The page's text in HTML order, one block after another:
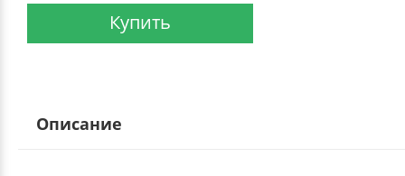
Купить
Описание